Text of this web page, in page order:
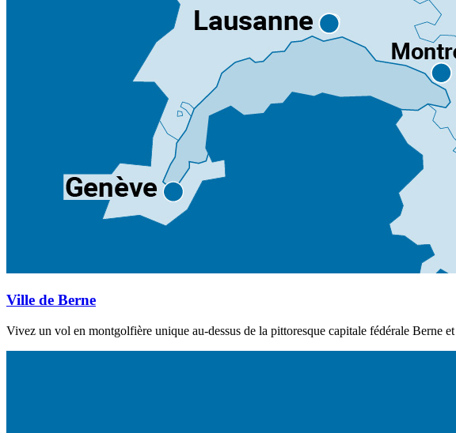
Ville de Berne
Vivez un vol en montgolfière unique au-dessus de la pittoresque capitale fédérale Berne